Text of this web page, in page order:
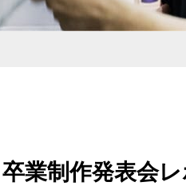
安全・衛星管理と社員教育
ラーメン用食材
う個性の
ている方
社員食堂や学
メニューをご検討
中野大成100年の歩み
業制作発表会レ